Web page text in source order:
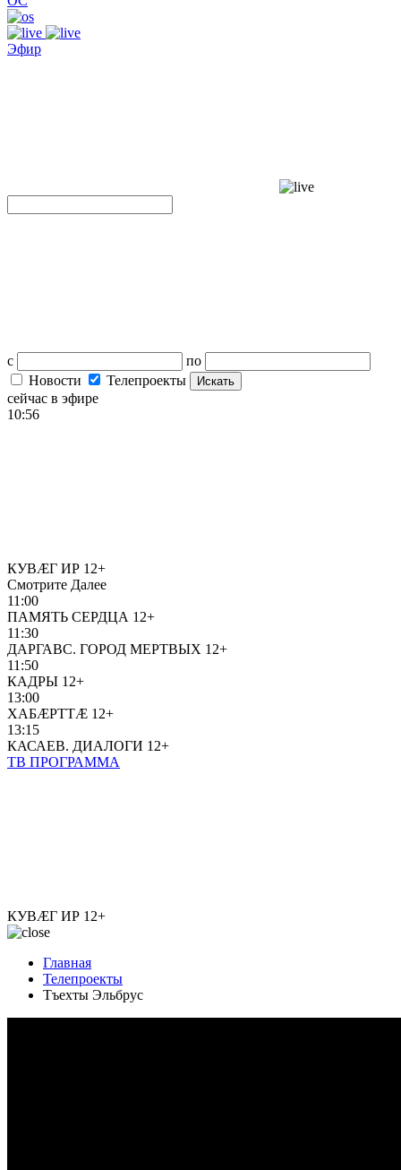
Эфир
с
по
Новости
Телепроекты Искать
сейчас в эфире
10:56
КУВÆГ ИР 12+
Смотрите Далее
11:00
ПАМЯТЬ СЕРДЦА 12+
11:30
ДАРГАВС. ГОРОД МЕРТВЫХ 12+
11:50
КАДРЫ 12+
13:00
ХАБÆРТТÆ 12+
13:15
КАСАЕВ. ДИАЛОГИ 12+
ТВ ПРОГРАММА
КУВÆГ ИР 12+
Главная
Телепроекты
Тъехты Эльбрус